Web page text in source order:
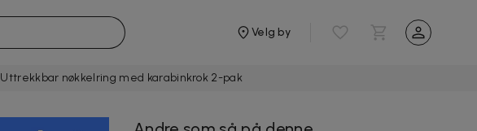
Velg by
Uttrekkbar nøkkelring med karabinkrok 2-pak